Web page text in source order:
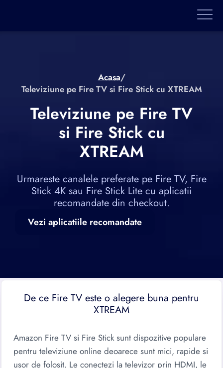
Acasa/
Televiziune pe Fire TV si Fire Stick cu XTREAM
Televiziune pe Fire TV
si Fire Stick cu
XTREAM
Urmareste canalele preferate pe Fire TV, Fire
Stick 4K sau Fire Stick Lite cu aplicatii
recomandate din checkout.
Vezi aplicatiile recomandate
De ce Fire TV este o alegere buna pentru
XTREAM
Amazon Fire TV si Fire Stick sunt dispozitive populare
pentru televiziune online deoarece sunt mici, rapide si
usor de folosit. Le conectezi la televizor prin HDMI, le